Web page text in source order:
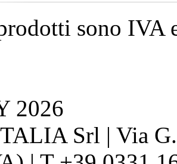
sono IVA
2026
Srl | Via